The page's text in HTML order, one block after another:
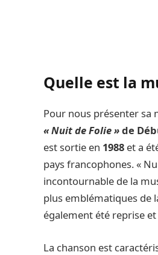
Quelle est la
Pour nous présenter sa
« Nuit de Folie »de
est sortie en 1988 et a
pays francophones. «
incontournable de la
plus emblématiques de
également été reprise
La chanson est